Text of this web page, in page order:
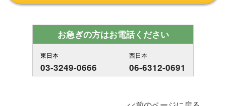
お急ぎの方はお電話ください
東日本
03-3249-0666
西日本
06-6312-0691